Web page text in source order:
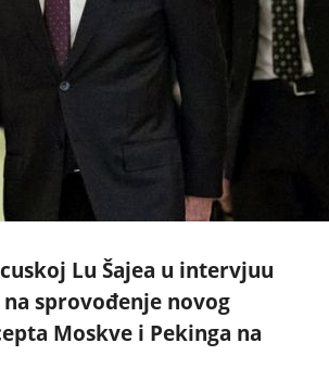
Lu Šajea u intervjuu
sprovođenje novog
Moskve i Pekinga na